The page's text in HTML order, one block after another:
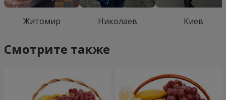
Житомир Николаев Киев
Смотрите также